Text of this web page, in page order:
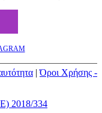
|Όροι Χρήσης -
2018/334